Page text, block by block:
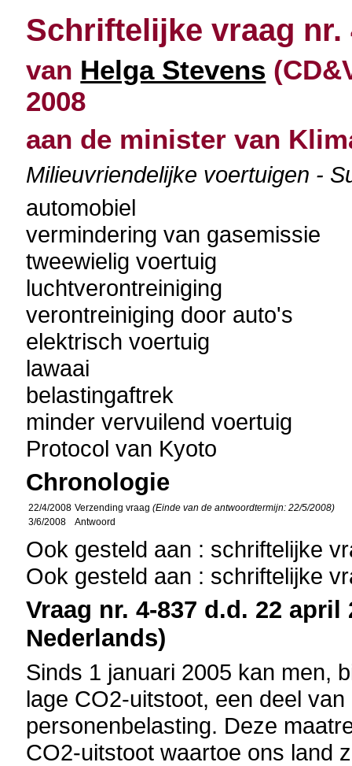
Schriftelijke vraag nr.
van Helga Stevens
2008
aan de minister van
Milieuvriendelijke voertuigen -
automobiel
vermindering van gasemissie
tweewielig voertuig
luchtverontreiniging
verontreiniging door auto's
elektrisch voertuig
lawaai
belastingaftrek
minder vervuilend voertuig
Protocol van Kyoto
Chronologie
22/4/2008 Verzending vraag(Einde van de antwoordtermijn: 22/5/2008)
3/6/2008
Antwoord
Ook gesteld aan : schriftelijke
Ook gesteld aan : schriftelijke
Vraag nr. 4-837 d.d. 22
Nederlands)
Sinds 1 januari 2005 kan men,
lage CO2-uitstoot, een deel
personenbelasting. Deze
CO2-uitstoot waartoe ons land